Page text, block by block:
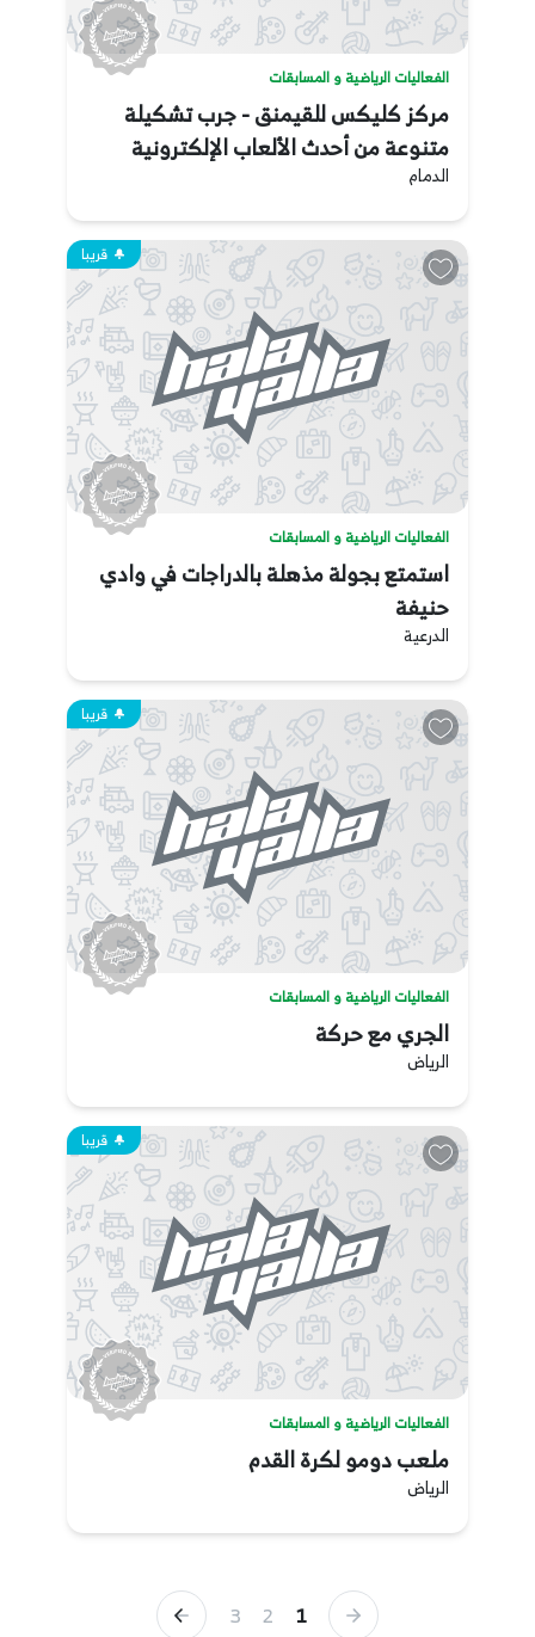
الفعاليات الرياضية و المسابقات
مركز كليكس للقيمنق - جرب تشكيلة
متنوعة من أحدث الألعاب الإلكترونية
الدمام
قريبا
الفعاليات الرياضية و المسابقات
استمتع بجولة مذهلة بالدراجات في وادي
حنيفة
الدرعية
قريبا
الفعاليات الرياضية و المسابقات
الجري مع حركة
الرياض
قريبا
الفعاليات الرياضية و المسابقات
ملعب دومو لكرة القدم
الرياض
1
2
3